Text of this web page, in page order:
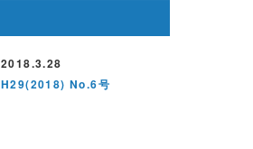
2018.3.28
H29(2018) No.6号